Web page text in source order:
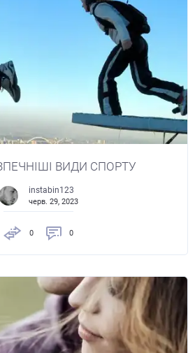
ВИДИ СПОРТУ
instabin123
черв. 29, 2023
0 0